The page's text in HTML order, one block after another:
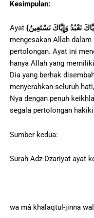
Kesimpulan:
Ayat {نَعْبُدُ وَإِيَّاكَ نَسْتَعِينُ
mengesakan Allah
pertolongan. Ayat ini
hanya Allah yang
Dia yang berhak
menyerahkan seluruh
Nya dengan penuh
segala pertolongan
Sumber kedua:
Surah Adz-Dzariyat ayat
wa mâ khalaqtul-jinna